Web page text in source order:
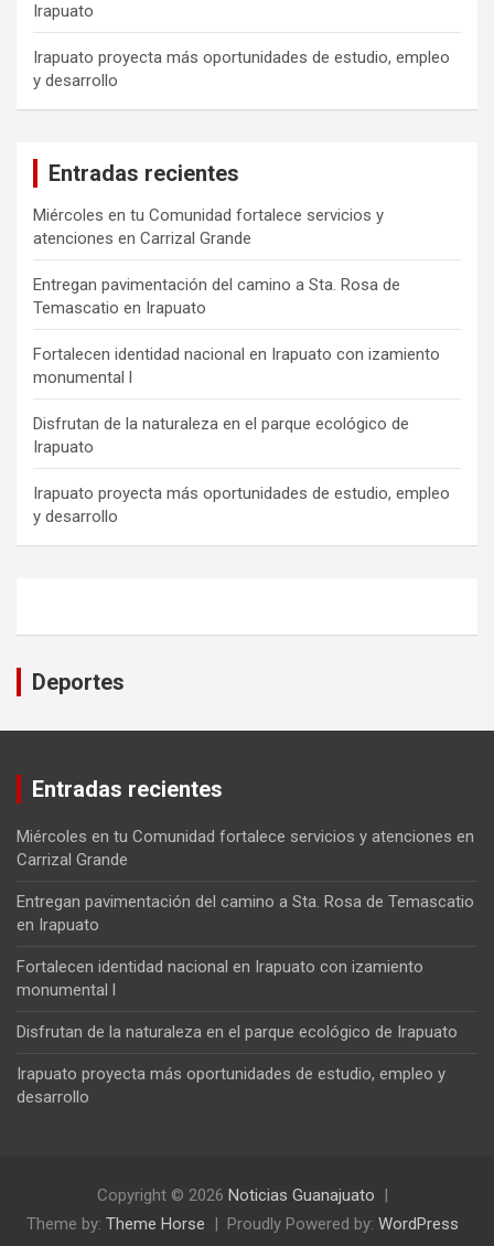
Irapuato
Irapuato proyecta más oportunidades de estudio, empleo
y desarrollo
Entradas recientes
Miércoles en tu Comunidad fortalece servicios y
atenciones en Carrizal Grande
Entregan pavimentación del camino a Sta. Rosa de
Temascatio en Irapuato
Fortalecen identidad nacional en Irapuato con izamiento
monumental l
Disfrutan de la naturaleza en el parque ecológico de
Irapuato
Irapuato proyecta más oportunidades de estudio, empleo
y desarrollo
Deportes
Entradas recientes
Miércoles en tu Comunidad fortalece servicios y atenciones en
Carrizal Grande
Entregan pavimentación del camino a Sta. Rosa de Temascatio
en Irapuato
Fortalecen identidad nacional en Irapuato con izamiento
monumental l
Disfrutan de la naturaleza en el parque ecológico de Irapuato
Irapuato proyecta más oportunidades de estudio, empleo y
desarrollo
Copyright © 2026 Noticias Guanajuato
Theme by: Theme Horse Proudly Powered by: WordPress